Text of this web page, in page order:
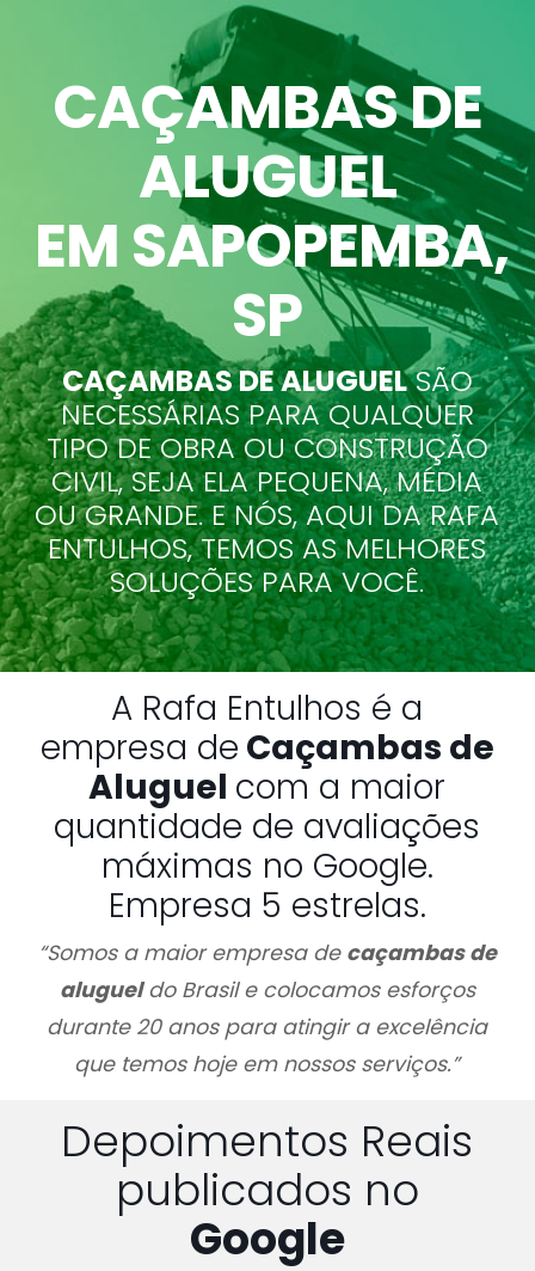
CAÇAMBAS DE
ALUGUEL
EM SAPOPEMBA,
SP
CAÇAMBAS DE ALUGUELSÃO
NECESSÁRIAS PARA QUALQUER
TIPO DE OBRA OU CONSTRUÇÃO
CIVIL, SEJA ELA PEQUENA, MÉDIA
OU GRANDE. E NÓS, AQUI DA RAFA
ENTULHOS, TEMOS AS MELHORES
SOLUÇÕES PARA VOCÊ.
A Rafa Entulhos é a
empresa de Caçambas de
Aluguel com a maior
quantidade de avaliações
máximas no Google.
Empresa 5 estrelas.
“Somos a maior empresa de caçambas de
alugueldo Brasil e colocamos esforços
durante 20 anos para atingir a excelência
que temos hoje em nossos serviços.”
Depoimentos Reais
publicados no
Google